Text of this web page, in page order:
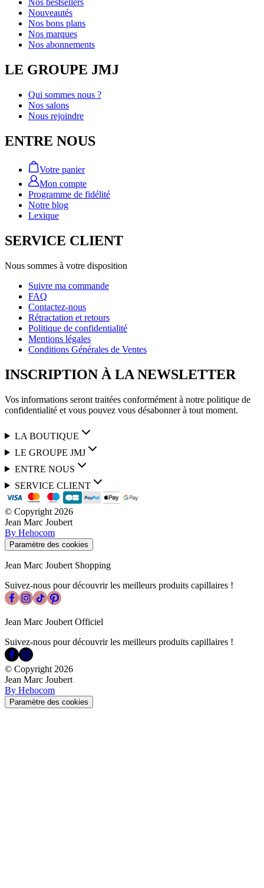
Nos bestsellers
Nouveautés
Nos bons plans
Nos marques
Nos abonnements
LE GROUPE JMJ
Qui sommes nous ?
Nos salons
Nous rejoindre
ENTRE NOUS
Votre panier
Mon compte
Programme de fidélité
Notre blog
Lexique
SERVICE CLIENT
Nous sommes à votre disposition
Suivre ma commande
FAQ
Contactez-nous
Rétractation et retours
Politique de confidentialité
Mentions légales
Conditions Générales de Ventes
INSCRIPTION À LA NEWSLETTER
Vos informations seront traitées conformément à notre politique de
confidentialité et vous pouvez vous désabonner à tout moment.
LA BOUTIQUE
LE GROUPE JMJ
ENTRE NOUS
SERVICE CLIENT
© Copyright 2026
Jean Marc Joubert
By Hehocom
Paramètre des cookies
Jean Marc Joubert Shopping
Suivez-nous pour découvrir les meilleurs produits capillaires !
Jean Marc Joubert Officiel
Suivez-nous pour découvrir les meilleurs produits capillaires !
© Copyright 2026
Jean Marc Joubert
By Hehocom
Paramètre des cookies